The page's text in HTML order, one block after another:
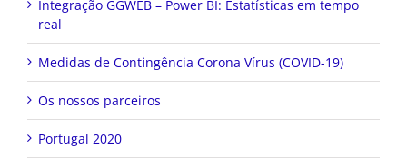
Integração GGWEB – Power BI: Estatísticas em tempo
real
Medidas de Contingência Corona Vírus (COVID-19)
Os nossos parceiros
Portugal 2020